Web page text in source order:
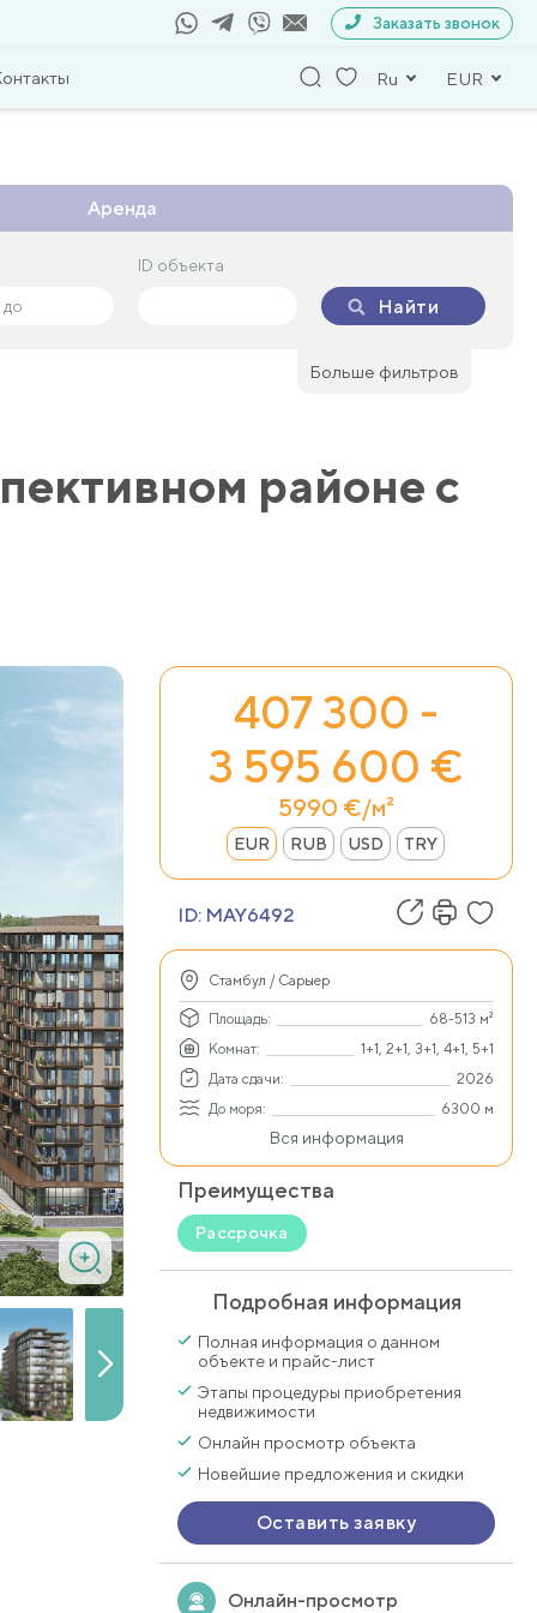
Заказать звонок
Ru EUR
Аренда
ID объекта
Найти
Больше фильтров
ID объекта
Найти
районе с
407 300 -
3 595 600 €
5990 €/м²
EUR RUB USD TRY
ID: MAY6492
Стамбул / Сарыер
Площадь:
68-513 м²
Комнат:
1+1, 2+1, 3+1, 4+1, 5+1
Дата сдачи:
2026
До моря:
6300 м
Вся информация
Преимущества
Рассрочка
Подробная информация
Полная информация о данном
объекте и прайс-лист
Этапы процедуры приобретения
недвижимости
Онлайн просмотр объекта
Новейшие предложения и скидки
Оставить заявку
Онлайн-просмотр